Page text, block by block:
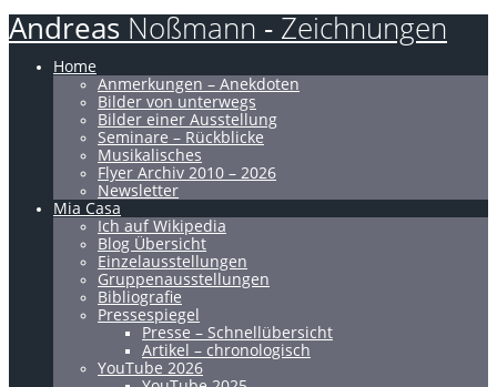
Andreas Noßmann - Zeichnungen
Home
Anmerkungen – Anekdoten
Bilder von unterwegs
Bilder einer Ausstellung
Seminare – Rückblicke
Musikalisches
Flyer Archiv 2010 – 2026
Newsletter
Mia Casa
Ich auf Wikipedia
Blog Übersicht
Einzelausstellungen
Gruppenausstellungen
Bibliografie
Pressespiegel
Presse – Schnellübersicht
Artikel – chronologisch
YouTube 2026